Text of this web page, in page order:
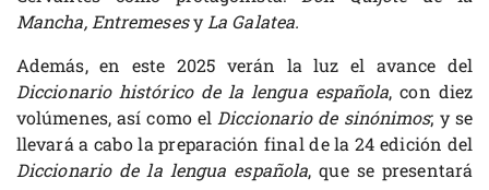
Mancha, EntremesesyLa Galatea.
Además, en este 2025 verán la luz el avance del
Diccionario histórico de la lengua española, con diez
volúmenes, así como elDiccionario de sinónimos; y se
llevará a cabo la preparación final de la 24 edición del
Diccionario de la lengua española, que se presentará